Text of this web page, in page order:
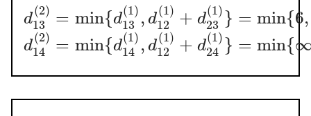
d
(2)
13
= min{d
(1)
13 , d
(1)
12
+ d
(1)
23 } = min{6,
d
(2)
14
= min{d
(1)
14 , d
(1)
12
+ d
(1)
24 } = min{